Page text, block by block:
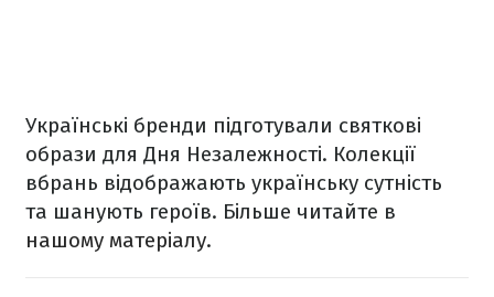
Українські бренди підготували святкові
образи для Дня Незалежності. Колекції
вбрань відображають українську сутність
та шанують героїв. Більше читайте в
нашому матеріалу.